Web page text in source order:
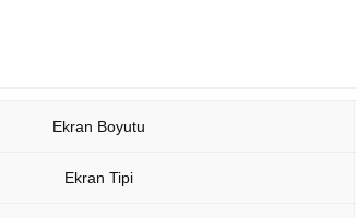
Ekran Boyutu
Ekran Tipi